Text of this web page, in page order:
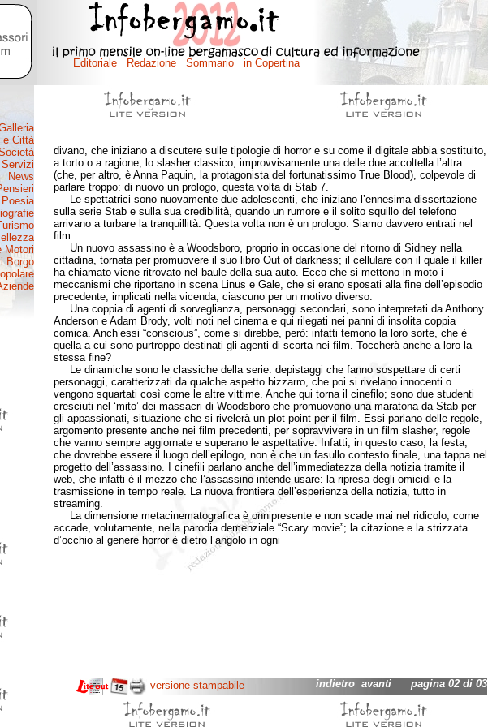
divano, che iniziano a discutere sulle tipologie di horror e su come il digitale abbia sostituito,
a torto o a ragione, lo slasher classico; improvvisamente una delle due accoltella l’altra
(che, per altro, è Anna Paquin, la protagonista del fortunatissimo True Blood), colpevole di
parlare troppo: di nuovo un prologo, questa volta di Stab 7.
Le spettatrici sono nuovamente due adolescenti, che iniziano l’ennesima dissertazione
sulla serie Stab e sulla sua credibilità, quando un rumore e il solito squillo del telefono
arrivano a turbare la tranquillità. Questa volta non è un prologo. Siamo davvero entrati nel
film.
Un nuovo assassino è a Woodsboro, proprio in occasione del ritorno di Sidney nella
cittadina, tornata per promuovere il suo libro Out of darkness; il cellulare con il quale il killer
ha chiamato viene ritrovato nel baule della sua auto. Ecco che si mettono in moto i
meccanismi che riportano in scena Linus e Gale, che si erano sposati alla fine dell’episodio
precedente, implicati nella vicenda, ciascuno per un motivo diverso.
Una coppia di agenti di sorveglianza, personaggi secondari, sono interpretati da Anthony
Anderson e Adam Brody, volti noti nel cinema e qui rilegati nei panni di insolita coppia
comica. Anch’essi “conscious”, come si direbbe, però: infatti temono la loro sorte, che è
quella a cui sono purtroppo destinati gli agenti di scorta nei film. Toccherà anche a loro la
stessa fine?
Le dinamiche sono le classiche della serie: depistaggi che fanno sospettare di certi
personaggi, caratterizzati da qualche aspetto bizzarro, che poi si rivelano innocenti o
vengono squartati così come le altre vittime. Anche qui torna il cinefilo; sono due studenti
cresciuti nel ‘mito’ dei massacri di Woodsboro che promuovono una maratona da Stab per
gli appassionati, situazione che si rivelerà un plot point per il film. Essi parlano delle regole,
argomento presente anche nei film precedenti, per sopravvivere in un film slasher, regole
che vanno sempre aggiornate e superano le aspettative. Infatti, in questo caso, la festa,
che dovrebbe essere il luogo dell’epilogo, non è che un fasullo contesto finale, una tappa nel
progetto dell’assassino. I cinefili parlano anche dell’immediatezza della notizia tramite il
web, che infatti è il mezzo che l’assassino intende usare: la ripresa degli omicidi e la
trasmissione in tempo reale. La nuova frontiera dell’esperienza della notizia, tutto in
streaming.
La dimensione metacinematografica è onnipresente e non scade mai nel ridicolo, come
accade, volutamente, nella parodia demenziale “Scary movie”; la citazione e la strizzata
d’occhio al genere horror è dietro l’angolo in ogni
versione stampabile indietro avantipagina 02 di 03